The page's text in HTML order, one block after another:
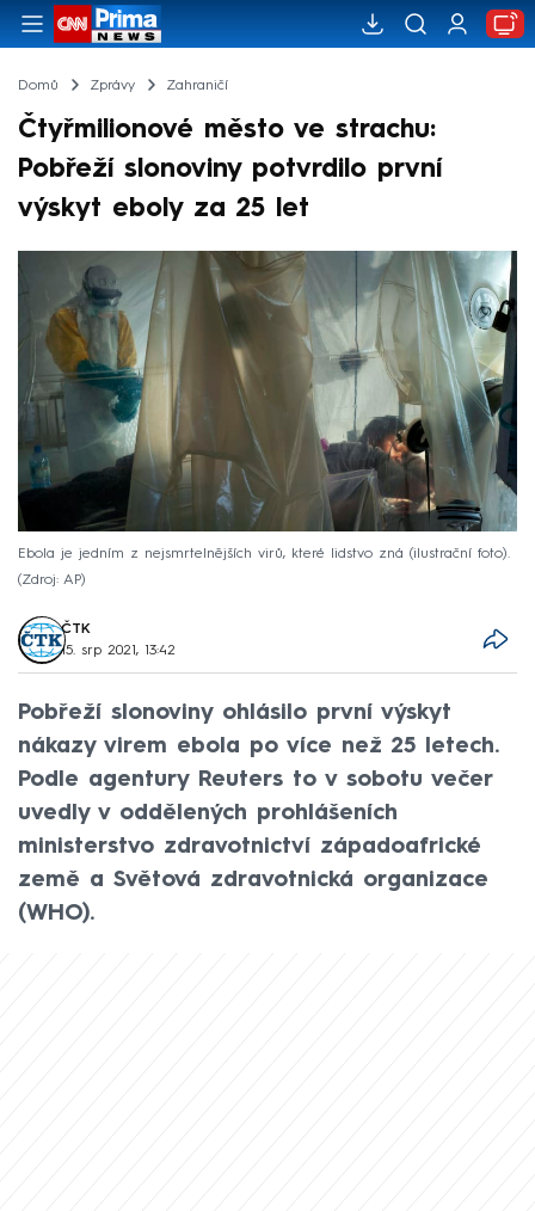
Domů Zprávy Zahraničí
Čtyřmilionové město ve strachu:
Pobřeží slonoviny potvrdilo první
výskyt eboly za 25 let
Ebola je jedním z nejsmrtelnějších virů, které lidstvo zná (ilustrační foto).
Zdroj: AP
ČTK
15. srp 2021, 13:42
Pobřeží slonoviny ohlásilo první výskyt
nákazy virem ebola po více než 25 letech.
Podle agentury Reuters to v sobotu večer
uvedly v oddělených prohlášeních
ministerstvo zdravotnictví západoafrické
země a Světová zdravotnická organizace
(WHO).